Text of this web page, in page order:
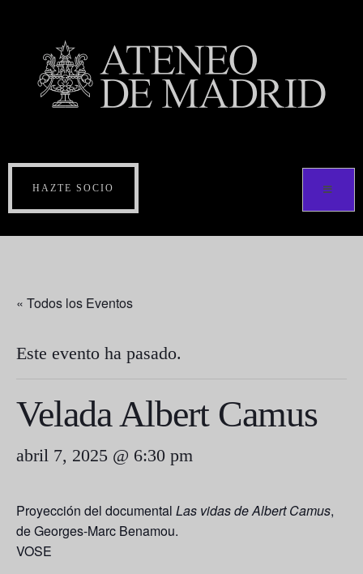
HAZTE SOCIO
« Todos los Eventos
Este evento ha pasado.
Velada Albert Camus
abril 7, 2025 @ 6:30 pm
Proyección del documental Las vidas de Albert Camus,
de Georges-Marc Benamou.
VOSE